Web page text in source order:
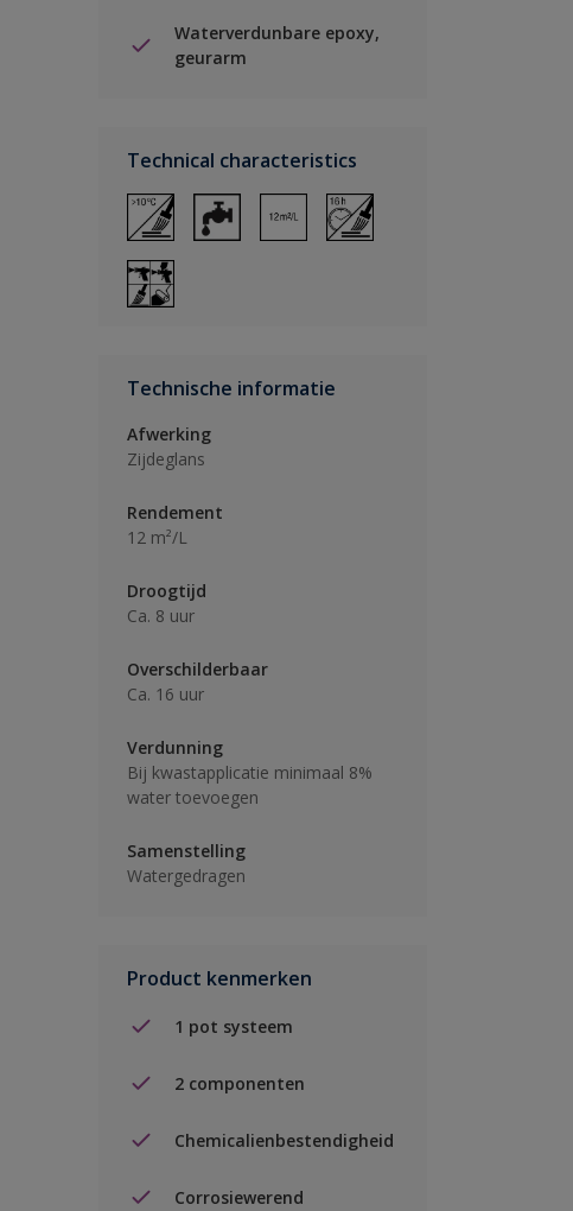
Waterverdunbare epoxy,
geurarm
Technical characteristics
Technische informatie
Afwerking
Zijdeglans
Rendement
12 m²/L
Droogtijd
Ca. 8 uur
Overschilderbaar
Ca. 16 uur
Verdunning
Bij kwastapplicatie minimaal 8%
water toevoegen
Samenstelling
Watergedragen
Product kenmerken
1 pot systeem
2 componenten
Chemicalienbestendigheid
Corrosiewerend